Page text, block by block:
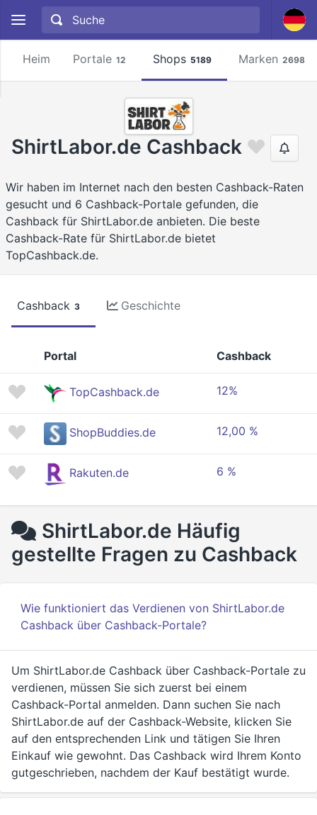
Heim Portale 12 Shops 5189 Marken 2698
ShirtLabor.de Cashback
Wir haben im Internet nach den besten Cashback-Raten
gesucht und 6 Cashback-Portale gefunden, die
Cashback für ShirtLabor.de anbieten. Die beste
Cashback-Rate für ShirtLabor.de bietet
TopCashback.de.
Cashback 3 Geschichte
Portal Cashback
TopCashback.de 12%
ShopBuddies.de 12,00 %
Rakuten.de 6 %
ShirtLabor.de Häufig
gestellte Fragen zu Cashback
Wie funktioniert das Verdienen von ShirtLabor.de
Cashback über Cashback-Portale?
Um ShirtLabor.de Cashback über Cashback-Portale zu
verdienen, müssen Sie sich zuerst bei einem
Cashback-Portal anmelden. Dann suchen Sie nach
ShirtLabor.de auf der Cashback-Website, klicken Sie
auf den entsprechenden Link und tätigen Sie Ihren
Einkauf wie gewohnt. Das Cashback wird Ihrem Konto
gutgeschrieben, nachdem der Kauf bestätigt wurde.